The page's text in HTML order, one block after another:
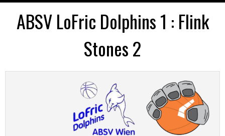
ABSV LoFric Dolphins 1 : Flink
Stones 2